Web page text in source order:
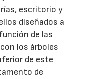
escritorio y
diseñados a
de las
los árboles
de este
de